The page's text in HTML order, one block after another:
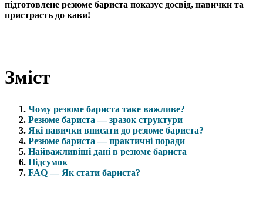
підготовлене резюме бариста показує досвід, навички та
пристрасть до кави!
Зміст
Чому резюме бариста таке важливе?
Резюме бариста — зразок структури
Які навички вписати до резюме бариста?
Резюме бариста — практичні поради
Найважливіші дані в резюме бариста
Підсумок
FAQ — Як стати бариста?